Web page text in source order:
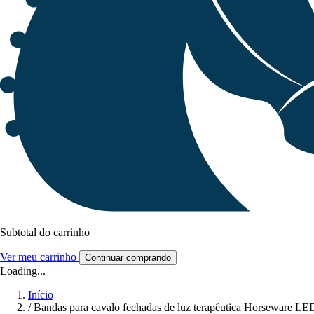
Subtotal do carrinho
Ver meu carrinho Continuar comprando
Loading...
Início
/ Bandas para cavalo fechadas de luz terapêutica Horseware